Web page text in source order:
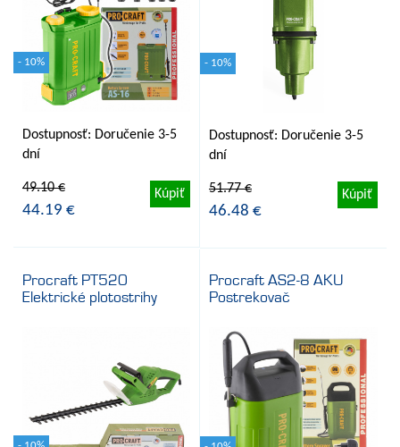
- 10%
Dostupnosť: Doručenie 3-5
dní
49.10 €
44.19 €
Kúpiť
- 10%
Dostupnosť: Doručenie 3-5
dní
51.77 €
46.48 €
Kúpiť
Procraft PT520
Elektrické plotostrihy
Procraft AS2-8 AKU
Postrekovač